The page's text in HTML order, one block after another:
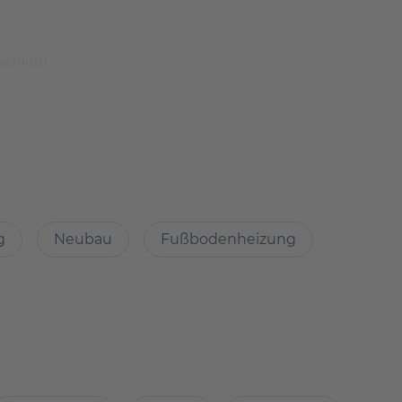
sind enthalten.
muss über die WeWash-App benutzt werden. Es
Verbrauchszähler etc.) ausgestattet.
Neubau Fußbodenheizung